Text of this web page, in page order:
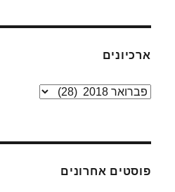
ארכיונים
ארכיונים
פוסטים אחרונים